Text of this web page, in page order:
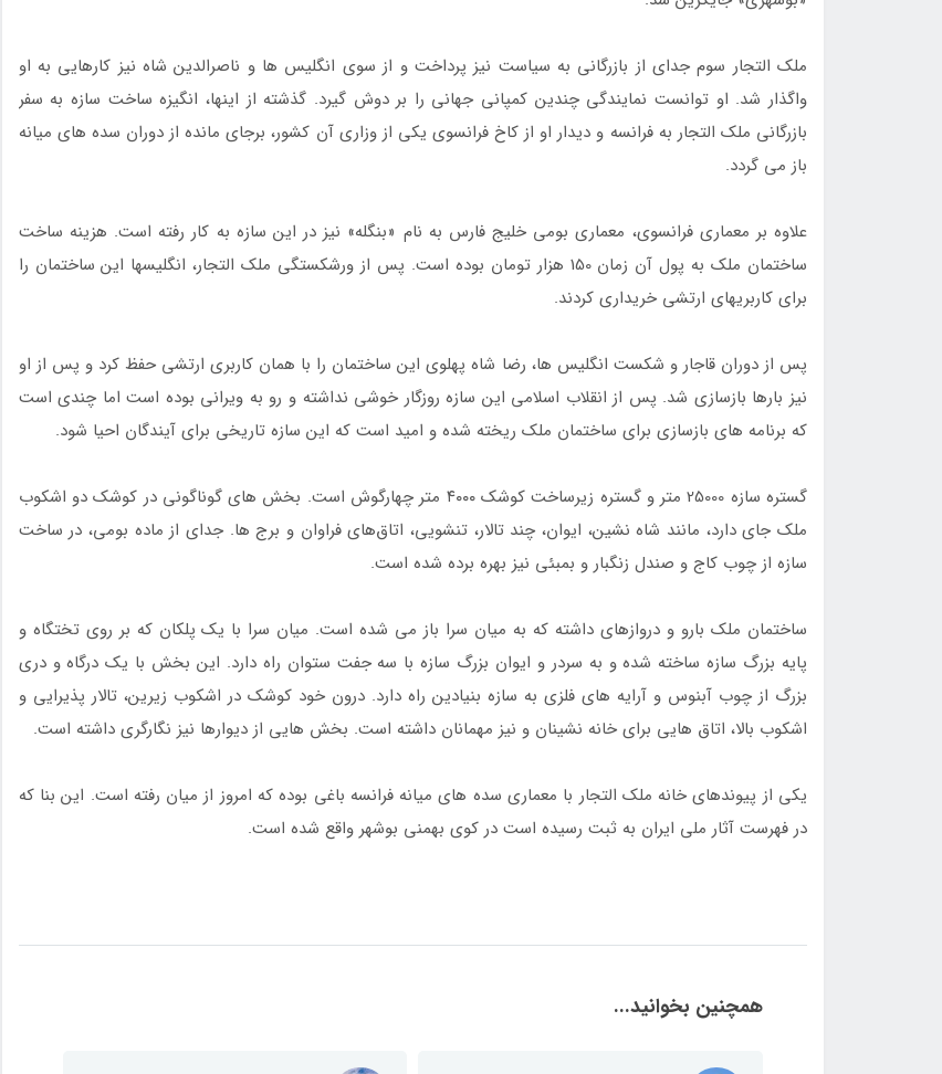
ملک التجار سوم جدای از بازرگانی به سیاست نیز پرداخت و از سوی انگلیس ­ها و ناصرالدین شاه نیز کارهایی به او
واگذار شد. او توانست نمایندگی چندین کمپانی جهانی را بر دوش گیرد. گذشته از این‎ها، انگیزه ساخت سازه به سفر
بازرگانی ملک التجار به فرانسه و دیدار او از کاخ فرانسوی یکی از وزاری آن کشور، برجای مانده از دوران سده ­های میانه
باز می­ گردد.
علاوه بر معماری فرانسوی، معماری بومی خلیج فارس به نام «بنگله» نیز در این سازه به کار رفته است. هزینه ساخت
ساختمان ملک به پول آن زمان 150 هزار تومان بوده است. پس از ورشکستگی ملک التجار، انگلیس­ها این ساختمان را
برای کاربری­های ارتشی خریداری کردند.
پس از دوران قاجار و شکست انگلیس­ ها، رضا شاه پهلوی این ساختمان را با همان کاربری ارتشی حفظ کرد و پس از او
نیز بارها بازسازی شد. پس از انقلاب اسلامی این سازه روزگار خوشی نداشته و رو به ویرانی بوده است اما چندی است
که برنامه­ های بازسازی برای ساختمان ملک ریخته شده و امید است که این سازه تاریخی برای آیندگان احیا شود.
گستره سازه 25000 متر و گستره زیرساخت کوشک ۴۰۰۰ متر چهارگوش است. بخش ­های گوناگونی در کوشک دو اشکوب
ملک جای دارد، مانند شاه ­نشین، ایوان، چند تالار، تن­شویی، اتاق‌های فراوان و برج ­ها. جدای از ماده بومی، در ساخت
سازه از چوب کاج و صندل زنگبار و بمبئی نیز بهره برده شده است.
ساختمان ملک بارو و دروازه­ای داشته که به میان سرا باز می­ شده است. میان سرا با یک پلکان که بر روی تختگاه و
پایه بزرگ سازه ساخته شده و به سردر و ایوان بزرگ سازه با سه جفت ستوان راه دارد. این بخش با یک درگاه و دری
بزرگ از چوب آبنوس و آرایه­ های فلزی به سازه بنیادین راه دارد. درون خود کوشک در اشکوب زیرین، تالار پذیرایی و
اشکوب بالا، اتاق ­هایی برای خانه ­نشینان و نیز مهمانان داشته است. بخش­ هایی از دیوارها نیز نگارگری داشته است.
یکی از پیوندهای خانه ملک التجار با معماری سده ­های میانه فرانسه باغی بوده که امروز از میان رفته است. این بنا که
در فهرست آثار ملی ایران به ثبت رسیده است در کوی بهمنی بوشهر واقع شده است.
همچنین بخوانید...